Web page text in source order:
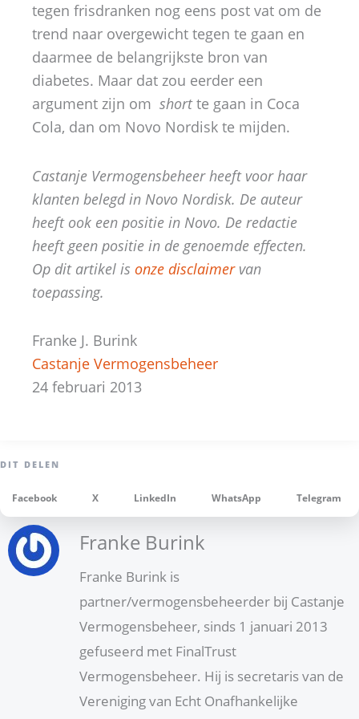
tegen frisdranken nog eens post vat om de
trend naar overgewicht tegen te gaan en
daarmee de belangrijkste bron van
diabetes. Maar dat zou eerder een
argument zijn om shortte gaan in Coca
Cola, dan om Novo Nordisk te mijden.
Castanje Vermogensbeheer heeft voor haar
klanten belegd in Novo Nordisk. De auteur
heeft ook een positie in Novo. De redactie
heeft geen positie in de genoemde effecten.
Op dit artikel is onze disclaimervan
toepassing.
Franke J. Burink
Castanje Vermogensbeheer
24 februari 2013
Facebook X LinkedIn WhatsApp Telegram
Franke Burink
Franke Burink is
partner/vermogensbeheerder bij Castanje
Vermogensbeheer, sinds 1 januari 2013
gefuseerd met FinalTrust
Vermogensbeheer. Hij is secretaris van de
Vereniging van Echt Onafhankelijke